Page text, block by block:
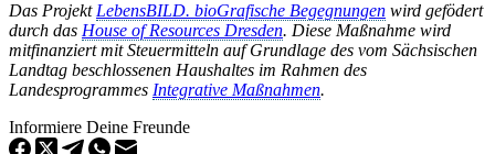
Das Projekt LebensBILD. bioGrafische Begegnungen wird gefödert
durch das House of Resources Dresden. Diese Maßnahme wird
mitfinanziert mit Steuermitteln auf Grundlage des vom Sächsischen
Landtag beschlossenen Haushaltes im Rahmen des
Landesprogrammes Integrative Maßnahmen.
Informiere Deine Freunde